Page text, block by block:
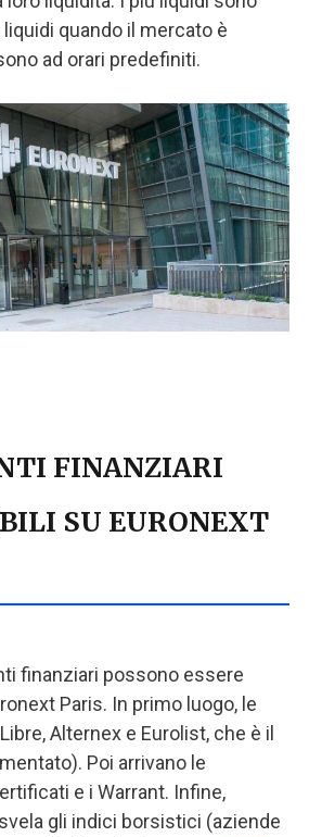
quando il mercato è
ad orari predefiniti.
FINANZIARI
SU EURONEXT
finanziari possono essere
Paris. In primo luogo, le
Alternex e Eurolist, che è il
Poi arrivano le
e i Warrant. Infine,
gli indici borsistici (aziende